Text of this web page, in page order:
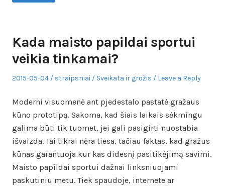
Kada maisto papildai sportui
veikia tinkamai?
Posted
2015-05-04 Author
straipsniai
Posted
Sveikata ir grožis Leave a Reply
Moderni visuomenė ant pjedestalo pastatė gražaus
kūno prototipą. Sakoma, kad šiais laikais sėkmingu
galima būti tik tuomet, jei gali pasigirti nuostabia
išvaizda. Tai tikrai nėra tiesa, tačiau faktas, kad gražus
kūnas garantuoja kur kas didesnį pasitikėjimą savimi.
Maisto papildai sportui dažnai linksniuojami
paskutiniu metu. Tiek spaudoje, internete ar